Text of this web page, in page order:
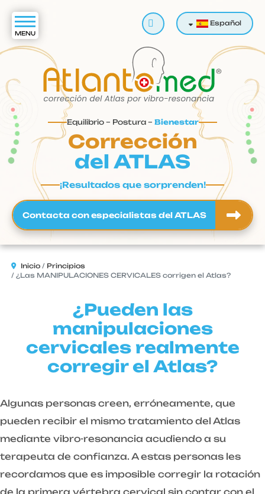
Equilibrio – Postura – Bienestar
Corrección
del ATLAS
¡Resultados que sorprenden!
Contacta con especialistas del ATLAS
Buscar Español
Inicio
Principios
¿Las MANIPULACIONES CERVICALES corrigen el Atlas?
¿Pueden las
manipulaciones
cervicales realmente
corregir el Atlas?
Algunas personas creen, erróneamente, que
pueden recibir el mismo tratamiento del Atlas
mediante vibro-resonancia acudiendo a su
terapeuta de confianza. A estas personas les
recordamos que es imposible corregir la rotación